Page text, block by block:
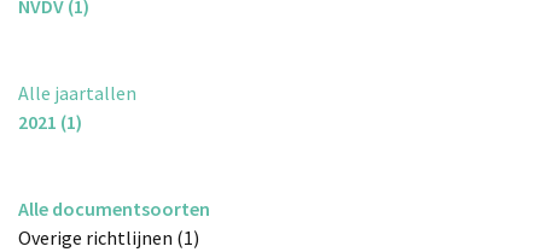
NVDV (1)
Alle jaartallen
2021 (1)
Alle documentsoorten
Overige richtlijnen (1)